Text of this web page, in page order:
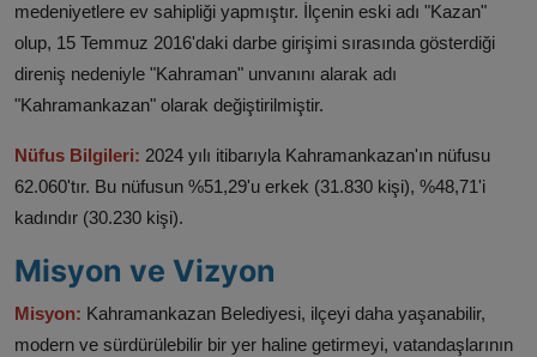
medeniyetlere ev sahipliği yapmıştır. İlçenin eski adı "Kazan"
olup, 15 Temmuz 2016'daki darbe girişimi sırasında gösterdiği
direniş nedeniyle "Kahraman" unvanını alarak adı
"Kahramankazan" olarak değiştirilmiştir. ​
Nüfus Bilgileri: 2024 yılı itibarıyla Kahramankazan'ın nüfusu
62.060'tır. Bu nüfusun %51,29'u erkek (31.830 kişi), %48,71'i
kadındır (30.230 kişi). ​
Misyon ve Vizyon
Misyon: Kahramankazan Belediyesi, ilçeyi daha yaşanabilir,
modern ve sürdürülebilir bir yer haline getirmeyi, vatandaşlarının